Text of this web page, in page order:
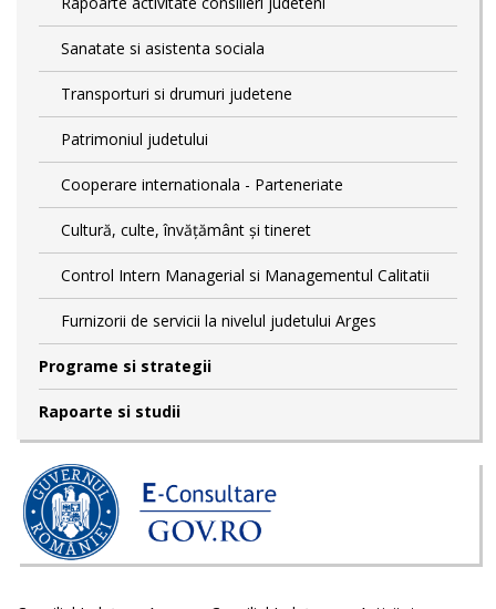
Sanatate si asistenta sociala
Transporturi si drumuri judetene
Patrimoniul judetului
Cooperare internationala - Parteneriate
Cultură, culte, învățământ și tineret
Control Intern Managerial si Managementul Calitatii
Furnizorii de servicii la nivelul judetului Arges
Programe si strategii
Rapoarte si studii